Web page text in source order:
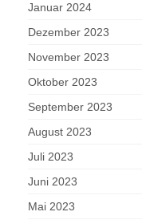
Januar 2024
Dezember 2023
November 2023
Oktober 2023
September 2023
August 2023
Juli 2023
Juni 2023
Mai 2023